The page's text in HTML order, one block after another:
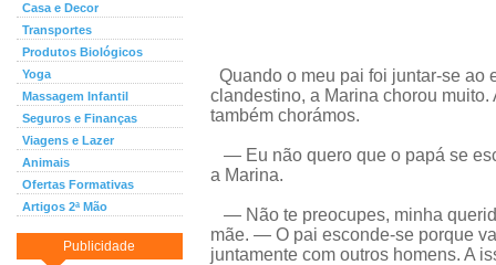
Casa e Decor
Transportes
Produtos Biológicos
Yoga
Massagem Infantil
Seguros e Finanças
Viagens e Lazer
Animais
Ofertas Formativas
Artigos 2ª Mão
Publicidade
Quando o meu pai foi juntar-se ao
clandestino, a Marina chorou muito.
também chorámos.
— Eu não quero que o papá se
a Marina.
— Não te preocupes, minha
mãe. — O pai esconde-se porque
juntamente com outros homens. A